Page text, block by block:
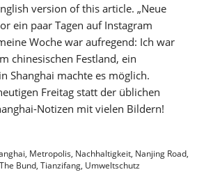
version of this article. „Neue
ein paar Tagen auf Instagram
Woche war aufregend: Ich war
chinesischen Festland, ein
Shanghai machte es möglich.
Freitag statt der üblichen
Notizen mit vielen Bildern!
, Metropolis, Nachhaltigkeit, Nanjing Road,
The Bund, Tianzifang, Umweltschutz